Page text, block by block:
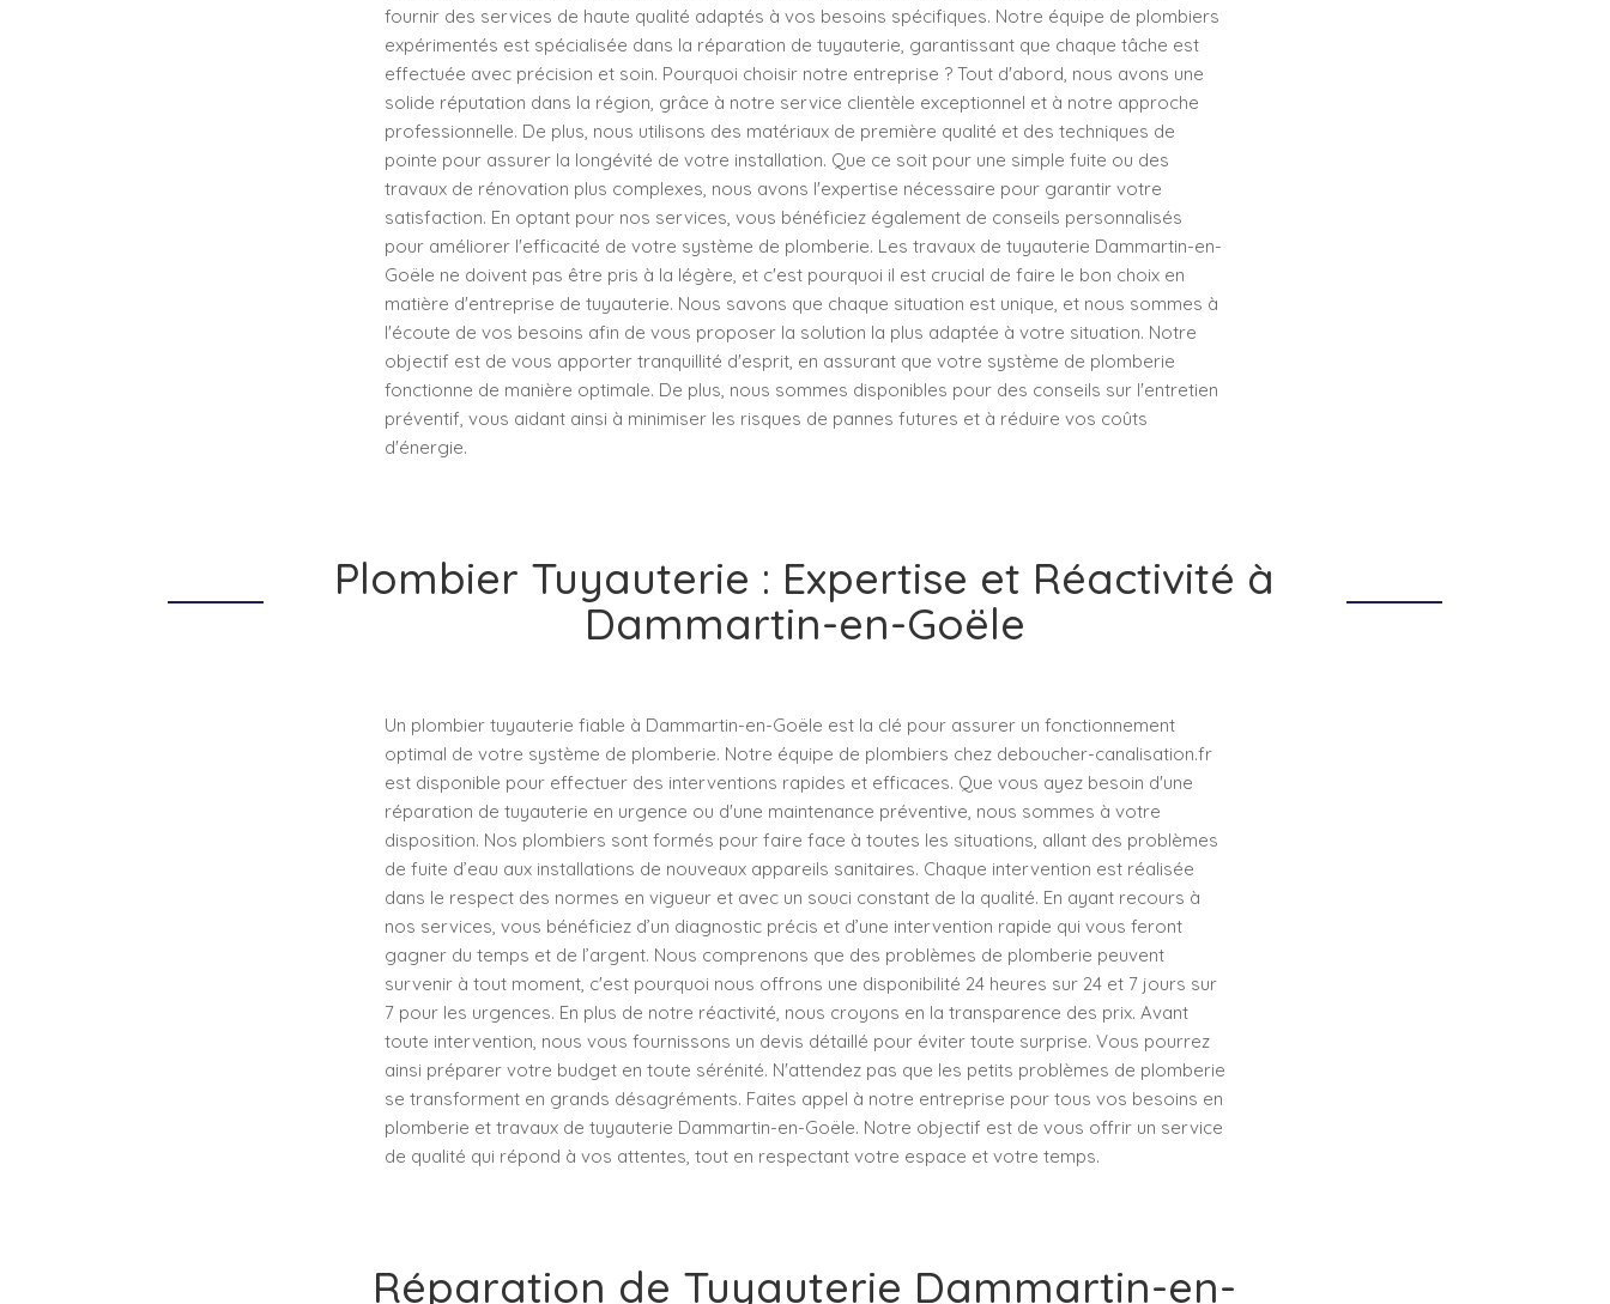
fournir des services de haute qualité adaptés à vos besoins spécifiques. Notre équipe de plombiers
expérimentés est spécialisée dans la réparation de tuyauterie, garantissant que chaque tâche est
effectuée avec précision et soin. Pourquoi choisir notre entreprise ? Tout d'abord, nous avons une
solide réputation dans la région, grâce à notre service clientèle exceptionnel et à notre approche
professionnelle. De plus, nous utilisons des matériaux de première qualité et des techniques de
pointe pour assurer la longévité de votre installation. Que ce soit pour une simple fuite ou des
travaux de rénovation plus complexes, nous avons l'expertise nécessaire pour garantir votre
satisfaction. En optant pour nos services, vous bénéficiez également de conseils personnalisés
pour améliorer l'efficacité de votre système de plomberie. Les travaux de tuyauterie Dammartin-en-
Goële ne doivent pas être pris à la légère, et c'est pourquoi il est crucial de faire le bon choix en
matière d'entreprise de tuyauterie. Nous savons que chaque situation est unique, et nous sommes à
l'écoute de vos besoins afin de vous proposer la solution la plus adaptée à votre situation. Notre
objectif est de vous apporter tranquillité d'esprit, en assurant que votre système de plomberie
fonctionne de manière optimale. De plus, nous sommes disponibles pour des conseils sur l'entretien
préventif, vous aidant ainsi à minimiser les risques de pannes futures et à réduire vos coûts
d'énergie.
Plombier Tuyauterie : Expertise et Réactivité à
Dammartin-en-Goële
Un plombier tuyauterie fiable à Dammartin-en-Goële est la clé pour assurer un fonctionnement
optimal de votre système de plomberie. Notre équipe de plombiers chez deboucher-canalisation.fr
est disponible pour effectuer des interventions rapides et efficaces. Que vous ayez besoin d'une
réparation de tuyauterie en urgence ou d'une maintenance préventive, nous sommes à votre
disposition. Nos plombiers sont formés pour faire face à toutes les situations, allant des problèmes
de fuite d’eau aux installations de nouveaux appareils sanitaires. Chaque intervention est réalisée
dans le respect des normes en vigueur et avec un souci constant de la qualité. En ayant recours à
nos services, vous bénéficiez d’un diagnostic précis et d’une intervention rapide qui vous feront
gagner du temps et de l’argent. Nous comprenons que des problèmes de plomberie peuvent
survenir à tout moment, c'est pourquoi nous offrons une disponibilité 24 heures sur 24 et 7 jours sur
7 pour les urgences. En plus de notre réactivité, nous croyons en la transparence des prix. Avant
toute intervention, nous vous fournissons un devis détaillé pour éviter toute surprise. Vous pourrez
ainsi préparer votre budget en toute sérénité. N'attendez pas que les petits problèmes de plomberie
se transforment en grands désagréments. Faites appel à notre entreprise pour tous vos besoins en
plomberie et travaux de tuyauterie Dammartin-en-Goële. Notre objectif est de vous offrir un service
de qualité qui répond à vos attentes, tout en respectant votre espace et votre temps.
Réparation de Tuyauterie Dammartin-en-